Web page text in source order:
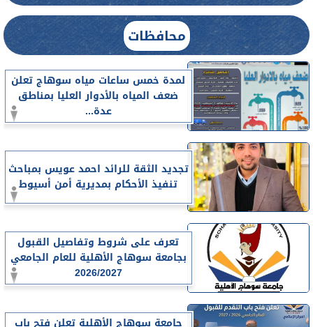
محافظات
لمدة خمس ساعات مياه سوهاج تعلن
ضعف المياه بالأدوار العليا بمناطق
عدة...
تجديد الثقة للرائد احمد عويس بمباحث
تنفيذ الأحكام بمديرية أمن أسيوط
تعرف على شروط وتفاصيل القبول
بجامعة سوهاج الأهلية للعام الجامعي
2026/2027
جامعة سوهاج الأهلية تعلن فتح باب